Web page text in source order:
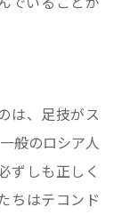
は、足技がス
般のロシア人
ずしも正しく
ちはテコンド